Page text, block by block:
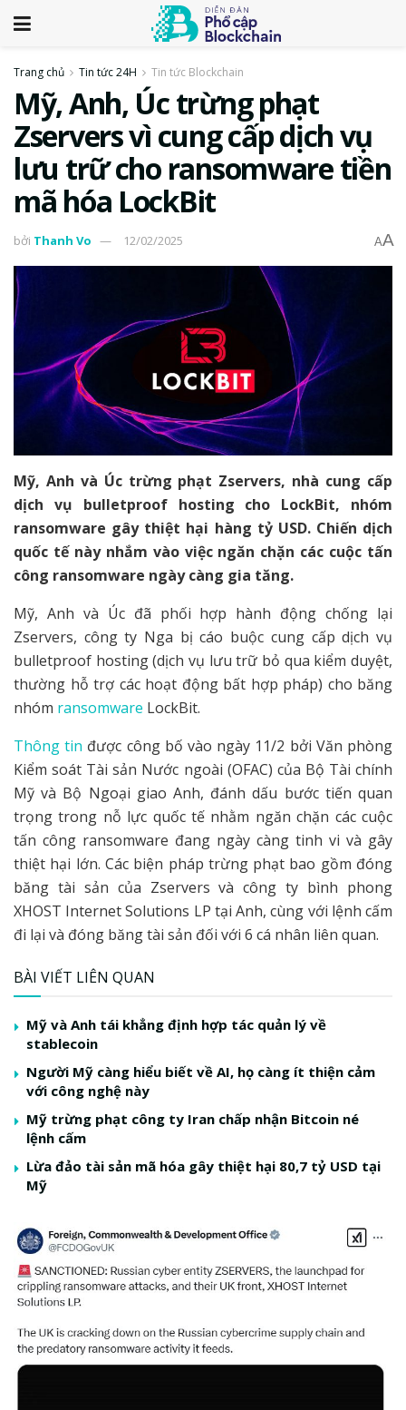
Trang chủ Tin tức 24H Tin tức Blockchain
Mỹ, Anh, Úc trừng phạt
Zservers vì cung cấp dịch vụ
lưu trữ cho ransomware tiền
mã hóa LockBit
bởi Thanh Vo 12/02/2025 AA
Mỹ, Anh và Úc trừng phạt Zservers, nhà cung cấp
dịch vụ bulletproof hosting cho LockBit, nhóm
ransomware gây thiệt hại hàng tỷ USD. Chiến dịch
quốc tế này nhắm vào việc ngăn chặn các cuộc tấn
công ransomware ngày càng gia tăng.
Mỹ, Anh và Úc đã phối hợp hành động chống lại
Zservers, công ty Nga bị cáo buộc cung cấp dịch vụ
bulletproof hosting (dịch vụ lưu trữ bỏ qua kiểm duyệt,
thường hỗ trợ các hoạt động bất hợp pháp) cho băng
nhóm ransomware LockBit.
Thông tin được công bố vào ngày 11/2 bởi Văn phòng
Kiểm soát Tài sản Nước ngoài (OFAC) của Bộ Tài chính
Mỹ và Bộ Ngoại giao Anh, đánh dấu bước tiến quan
trọng trong nỗ lực quốc tế nhằm ngăn chặn các cuộc
tấn công ransomware đang ngày càng tinh vi và gây
thiệt hại lớn. Các biện pháp trừng phạt bao gồm đóng
băng tài sản của Zservers và công ty bình phong
XHOST Internet Solutions LP tại Anh, cùng với lệnh cấm
đi lại và đóng băng tài sản đối với 6 cá nhân liên quan.
BÀI VIẾT LIÊN QUAN
Mỹ và Anh tái khẳng định hợp tác quản lý về
stablecoin
Người Mỹ càng hiểu biết về AI, họ càng ít thiện cảm
với công nghệ này
Mỹ trừng phạt công ty Iran chấp nhận Bitcoin né
lệnh cấm
Lừa đảo tài sản mã hóa gây thiệt hại 80,7 tỷ USD tại
Mỹ